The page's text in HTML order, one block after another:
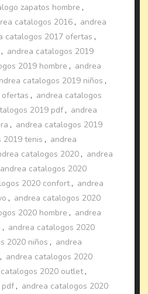
zapatos hombre ,
catalogos 2016 , andrea
catalogos 2017 ofertas ,
, andrea catalogos 2019
2019 hombre , andrea
catalogos 2019 niños ,
, andrea catalogos
2019 pdf , andrea
, andrea catalogos 2019
2019 tenis , andrea
catalogos 2020 , andrea
andrea catalogos 2020
2020 confort, andrea
, andrea catalogos 2020
2020 hombre , andrea
, andrea catalogos 2020
2020 niños , andrea
, andrea catalogos 2020
2020 outlet,
pdf , andrea catalogos 2020